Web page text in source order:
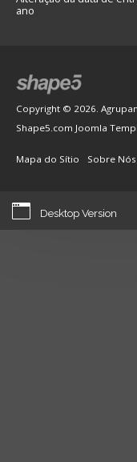
ano
Copyright © 2026.
Shape5.com Joomla
Mapa do Sítio Sobre Nós
Desktop Version